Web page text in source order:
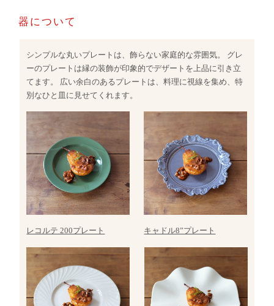
器について
シンプルな丸いプレートは、飾らない家庭的な雰囲気。 グレ
ーのプレートは縁の装飾が印象的でデザートを上品に引き立
てます。 広い余白のあるプレートは、料理に視線を集め、特
別なひと皿に見せてくれます。
レコルテ 200プレート キャドル8”プレート